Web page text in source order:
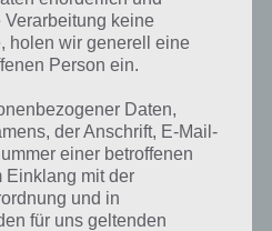
Verarbeitung keine
holen wir generell eine
Person ein.
Daten,
der Anschrift, E-Mail-
einer betroffenen
Einklang mit der
und in
für uns geltenden